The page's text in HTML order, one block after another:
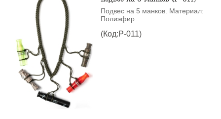
Подвес на 5 манков. Материал:
Полиэфир
(Код:P-011)